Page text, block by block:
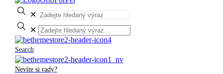
✕
✕
Search
Nevíte si rady?